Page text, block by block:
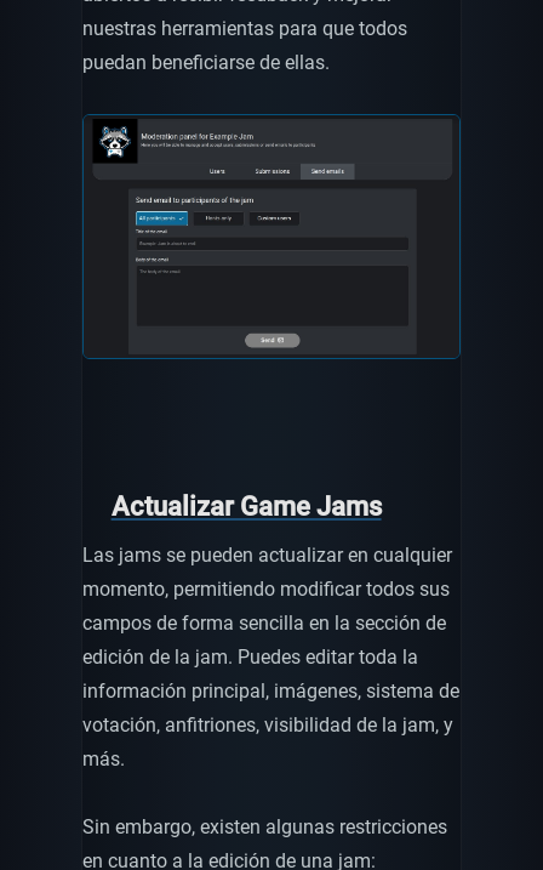
nuestras herramientas para que todos
puedan beneficiarse de ellas.
Actualizar Game Jams
Las jams se pueden actualizar en cualquier
momento, permitiendo modificar todos sus
campos de forma sencilla en la sección de
edición de la jam. Puedes editar toda la
información principal, imágenes, sistema de
votación, anfitriones, visibilidad de la jam, y
más.
Sin embargo, existen algunas restricciones
en cuanto a la edición de una jam: